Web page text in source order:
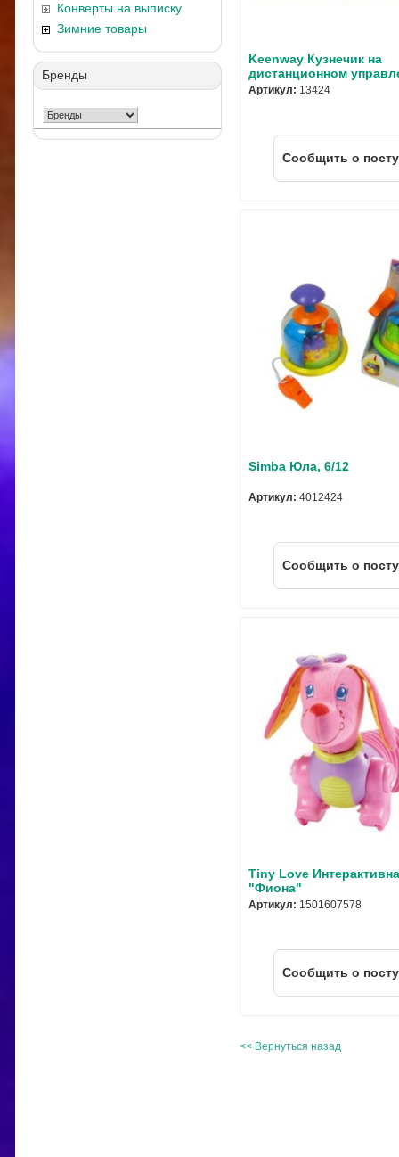
Конверты на выписку
Зимние товары
Бренды
Keenway Кузнечик на
дистанционном
Артикул: 13424
Cообщить о
Simba Юла, 6/12
Артикул: 4012424
Cообщить о
Tiny Love
"Фиона"
Артикул: 1501607578
Cообщить о
<< Вернуться назад